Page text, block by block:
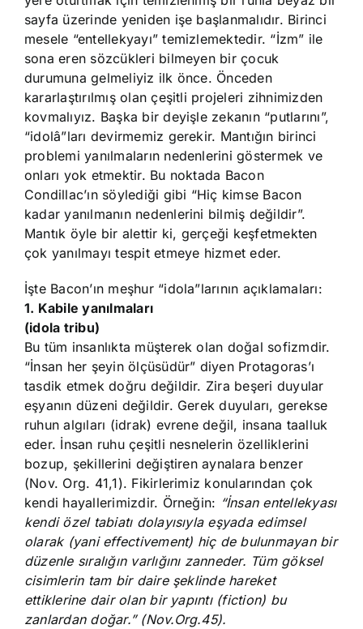
sayfa üzerinde yeniden işe başlanmalıdır. Birinci
mesele “entellekyayı” temizlemektedir. “İzm” ile
sona eren sözcükleri bilmeyen bir çocuk
durumuna gelmeliyiz ilk önce. Önceden
kararlaştırılmış olan çeşitli projeleri zihnimizden
kovmalıyız. Başka bir deyişle zekanın “putlarını”,
“idolâ”ları devirmemiz gerekir. Mantığın birinci
problemi yanılmaların nedenlerini göstermek ve
onları yok etmektir. Bu noktada Bacon
Condillac’ın söylediği gibi “Hiç kimse Bacon
kadar yanılmanın nedenlerini bilmiş değildir”.
Mantık öyle bir alettir ki, gerçeği keşfetmekten
çok yanılmayı tespit etmeye hizmet eder.
İşte Bacon’ın meşhur “idola”larının açıklamaları:
1. Kabile yanılmaları
(idola tribu)
Bu tüm insanlıkta müşterek olan doğal sofizmdir.
“İnsan her şeyin ölçüsüdür” diyen Protagoras’ı
tasdik etmek doğru değildir. Zira beşeri duyular
eşyanın düzeni değildir. Gerek duyuları, gerekse
ruhun algıları (idrak) evrene değil, insana taalluk
eder. İnsan ruhu çeşitli nesnelerin özelliklerini
bozup, şekillerini değiştiren aynalara benzer
(Nov. Org. 41,1). Fikirlerimiz konularından çok
kendi hayallerimizdir. Örneğin: “İnsan entellekyası
kendi özel tabiatı dolayısıyla eşyada edimsel
olarak (yani effectivement) hiç de bulunmayan bir
düzenle sıralığın varlığını zanneder. Tüm göksel
cisimlerin tam bir daire şeklinde hareket
ettiklerine dair olan bir yapıntı (fiction) bu
zanlardan doğar.” (Nov.Org.45).